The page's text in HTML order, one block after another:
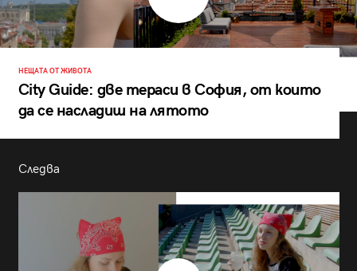
НЕЩАТА ОТ ЖИВОТА
City Guide: две тераси в София, от които
да се насладиш на лятото
Следва